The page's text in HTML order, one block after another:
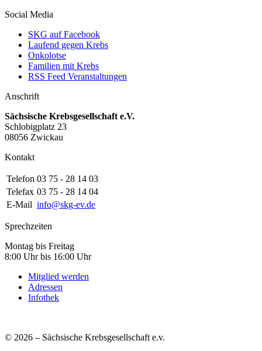
Social Media
SKG auf Facebook
Laufend gegen Krebs
Onkolotse
Familien mit Krebs
RSS Feed Veranstaltungen
Anschrift
Sächsische Krebsgesellschaft e.V.
Schlobigplatz 23
08056 Zwickau
Kontakt
Telefon 03 75 - 28 14 03
Telefax 03 75 - 28 14 04
E-Mail info@skg-ev.de
Sprechzeiten
Montag bis Freitag
8:00 Uhr bis 16:00 Uhr
Mitglied werden
Adressen
Infothek
© 2026 – Sächsische Krebsgesellschaft e.v.